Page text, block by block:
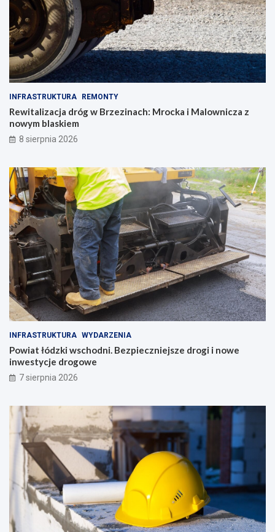
INFRASTRUKTURA REMONTY
Rewitalizacja dróg w Brzezinach: Mrocka i Malownicza z
nowym blaskiem
8 sierpnia 2026
INFRASTRUKTURA WYDARZENIA
Powiat łódzki wschodni. Bezpieczniejsze drogi i nowe
inwestycje drogowe
7 sierpnia 2026